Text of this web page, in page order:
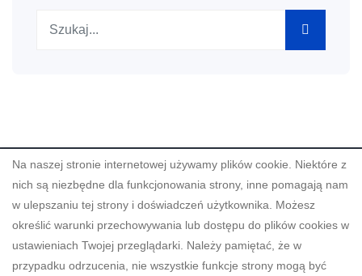
© 2008 - 2026 by Urząd Miasta w Kłodzku
Projekt "Budowa innowacyjnych e-usług w Gminie
Na naszej stronie internetowej używamy plików cookie. Niektóre z
nich są niezbędne dla funkcjonowania strony, inne pomagają nam
w ulepszaniu tej strony i doświadczeń użytkownika. Możesz
określić warunki przechowywania lub dostępu do plików cookies w
ustawieniach Twojej przeglądarki. Należy pamiętać, że w
przypadku odrzucenia, nie wszystkie funkcje strony mogą być